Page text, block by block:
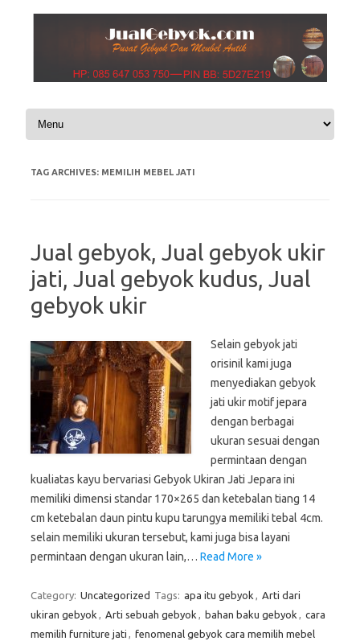
Skip to content
TAG ARCHIVES: MEMILIH MEBEL JATI
Jual gebyok, Jual gebyok ukir
jati, Jual gebyok kudus, Jual
gebyok ukir
Selain gebyok jati
orisinil kami juga
menyediakan gebyok
jati ukir motif jepara
dengan berbagai
ukuran sesuai dengan
permintaan dengan
kualiatas kayu bervariasi Gebyok Ukiran Jati Jepara ini
memiliki dimensi standar 170×265 dan ketebalan tiang 14
cm ketebalan daun pintu kupu tarungya memiliki tebal 4cm.
selain memiliki ukuran tersebut, kami juga bisa layani
permintaan dengan ukuran lain,… Read More »
Category: Uncategorized Tags: apa itu gebyok , Arti dari
ukiran gebyok , Arti sebuah gebyok , bahan baku gebyok , cara
memilih furniture jati , fenomenal gebyok cara memilih mebel